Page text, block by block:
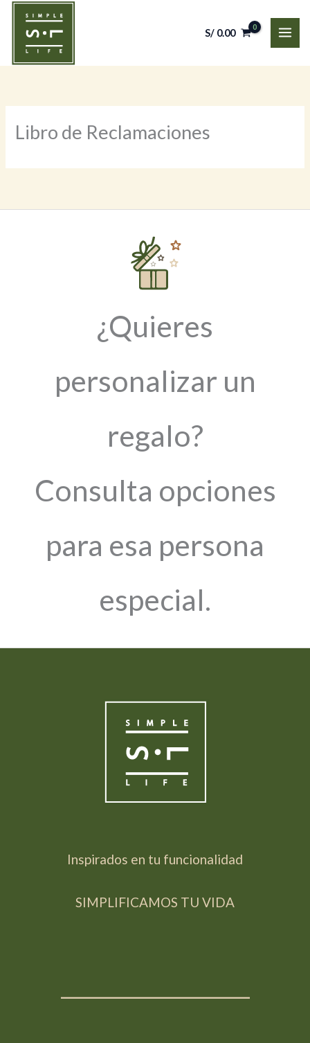
contenido
S/0.00
Libro de Reclamaciones
¿Quieres
personalizar un
regalo?
Consulta opciones
para esa persona
especial.
Inspirados en tu funcionalidad
SIMPLIFICAMOS TU VIDA